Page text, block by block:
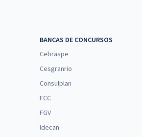
BANCAS DE CONCURSOS
Cebraspe
Cesgranrio
Consulplan
FCC
FGV
Idecan